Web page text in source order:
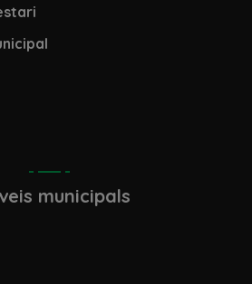
municipals